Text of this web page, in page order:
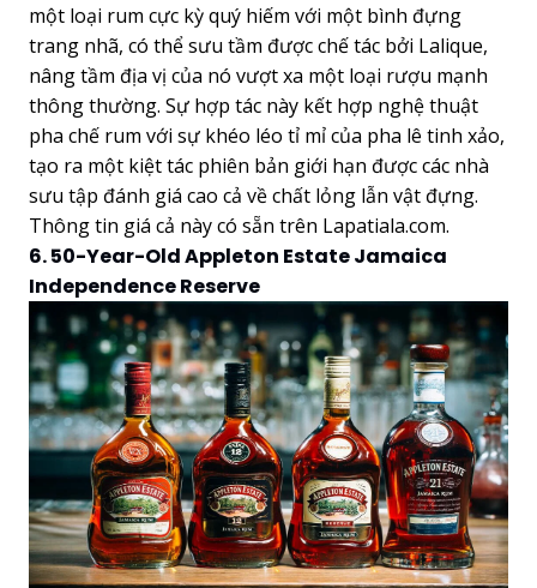
một loại rum cực kỳ quý hiếm với một bình đựng
trang nhã, có thể sưu tầm được chế tác bởi Lalique,
nâng tầm địa vị của nó vượt xa một loại rượu mạnh
thông thường. Sự hợp tác này kết hợp nghệ thuật
pha chế rum với sự khéo léo tỉ mỉ của pha lê tinh xảo,
tạo ra một kiệt tác phiên bản giới hạn được các nhà
sưu tập đánh giá cao cả về chất lỏng lẫn vật đựng.
Thông tin giá cả này có sẵn trên Lapatiala.com.
6. 50-Year-Old Appleton Estate Jamaica
Independence Reserve